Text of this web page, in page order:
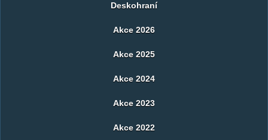
Deskohraní
Akce 2026
Akce 2025
Akce 2024
Akce 2023
Akce 2022